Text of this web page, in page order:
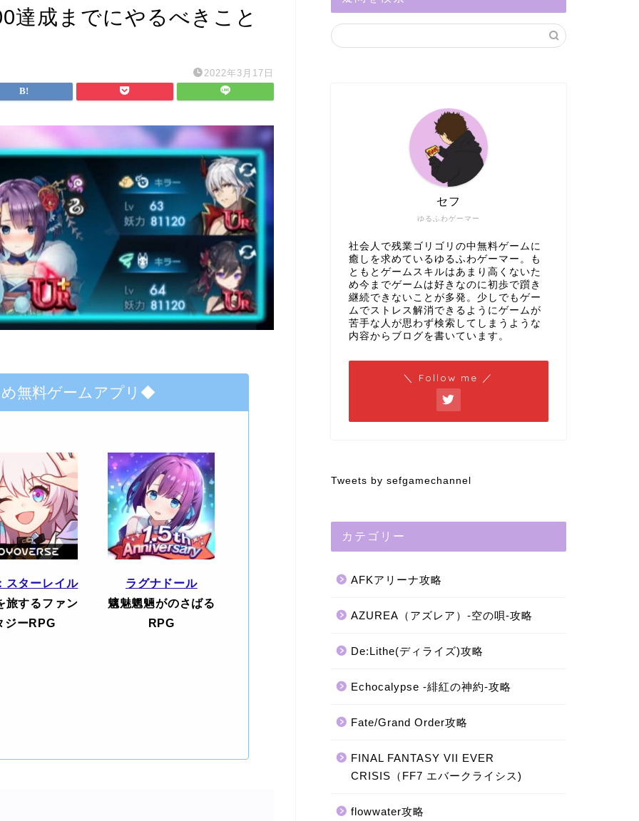
達成までにやるべきこと
2022年3月17日
無料ゲームアプリ◆
スターレイル
旅するファン
ジーRPG
ラグナドール
魑魅魍魎がのさばる
RPG
ゆるふわゲーマー
セフ
社会人で残業ゴリゴリの中無料ゲームに
癒しを求めているゆるふわゲーマー。も
ともとゲームスキルはあまり高くないた
め今までゲームは好きなのに初歩で躓き
継続できないことが多発。少しでもゲー
ムでストレス解消できるようにゲームが
苦手な人が思わず検索してしまうような
内容からブログを書いています。
＼ Follow me ／
Tweets by sefgamechannel
カテゴリー
AFKアリーナ攻略
AZUREA（アズレア）-空の唄-攻略
De:Lithe(ディライズ)攻略
Echocalypse -緋紅の神約-攻略
Fate/Grand Order攻略
FINAL FANTASY VII EVER
CRISIS（FF7 エバークライシス)
flowwater攻略